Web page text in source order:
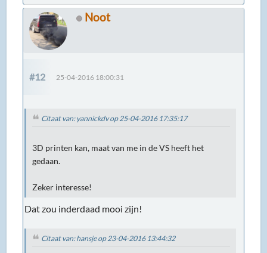
Noot
#12 25-04-2016 18:00:31
Citaat van: yannickdv op 25-04-2016 17:35:17
3D printen kan, maat van me in de VS heeft het
gedaan.
Zeker interesse!
Dat zou inderdaad mooi zijn!
Citaat van: hansje op 23-04-2016 13:44:32